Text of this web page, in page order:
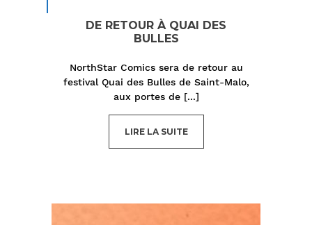
DE RETOUR À QUAI DES
BULLES
NorthStar Comics sera de retour au
festival Quai des Bulles de Saint-Malo,
aux portes de [...]
LIRE LA SUITE